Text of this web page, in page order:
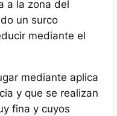
a la zona del
un surco
mediante el
mediante aplica
y que se realizan
fina y cuyos